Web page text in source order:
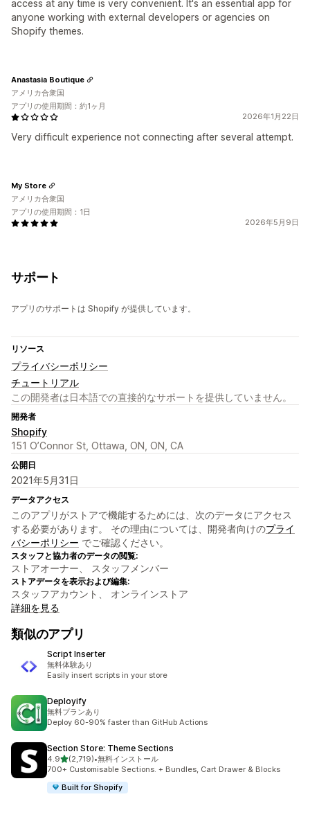
access at any time is very convenient. It's an essential app for
anyone working with external developers or agencies on
Shopify themes.
2026年1月22日
Very difficult experience not connecting after several attempt.
Anastasia Boutique
アメリカ合衆国
アプリの使用期間：約1ヶ月
2026年5月9日
My Store
アメリカ合衆国
アプリの使用期間：1日
サポート
アプリのサポートは Shopify が提供しています。
リソース
プライバシーポリシー
チュートリアル
この開発者は日本語での直接的なサポートを提供していません。
開発者
Shopify
151 O’Connor St, Ottawa, ON, ON, CA
公開日
2021年5月31日
データアクセス
このアプリがストアで機能するためには、次のデータにアクセス
する必要があります。 その理由については、開発者向けのプライ
バシーポリシー でご確認ください。
スタッフと協力者のデータの閲覧:
ストアオーナー、 スタッフメンバー
ストアデータを表示および編集:
スタッフアカウント、 オンラインストア
詳細を見る
類似のアプリ
Script Inserter
無料体験あり
Easily insert scripts in your store
Deployify
無料プランあり
Deploy 60-90% faster than GitHub Actions
Section Store: Theme Sections
4.95つ星中
(2,719)
合計レビュー数：2719件
•無料インストール
700+ Customisable Sections. + Bundles, Cart Drawer & Blocks
Built for Shopify